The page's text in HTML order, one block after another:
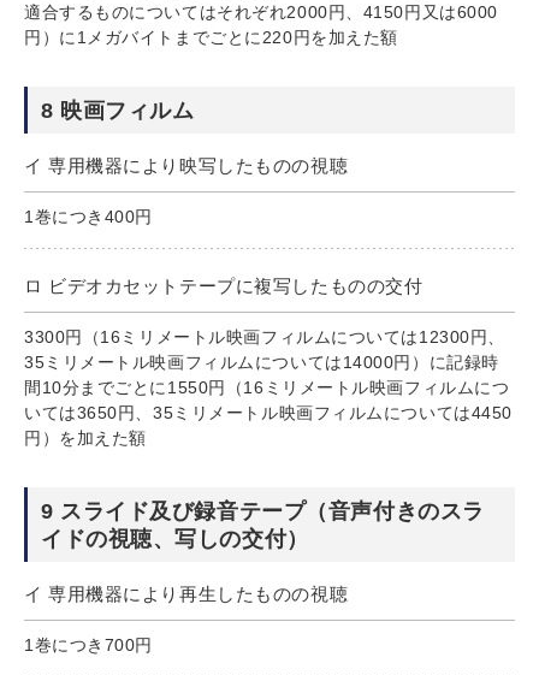
適合するものについてはそれぞれ2000円、4150円又は6000
円）に1メガバイトまでごとに220円を加えた額
8 映画フィルム
イ 専用機器により映写したものの視聴
1巻につき400円
ロ ビデオカセットテープに複写したものの交付
3300円（16ミリメートル映画フィルムについては12300円、
35ミリメートル映画フィルムについては14000円）に記録時
間10分までごとに1550円（16ミリメートル映画フィルムにつ
いては3650円、35ミリメートル映画フィルムについては4450
円）を加えた額
9 スライド及び録音テープ（音声付きのスラ
イドの視聴、写しの交付）
イ 専用機器により再生したものの視聴
1巻につき700円